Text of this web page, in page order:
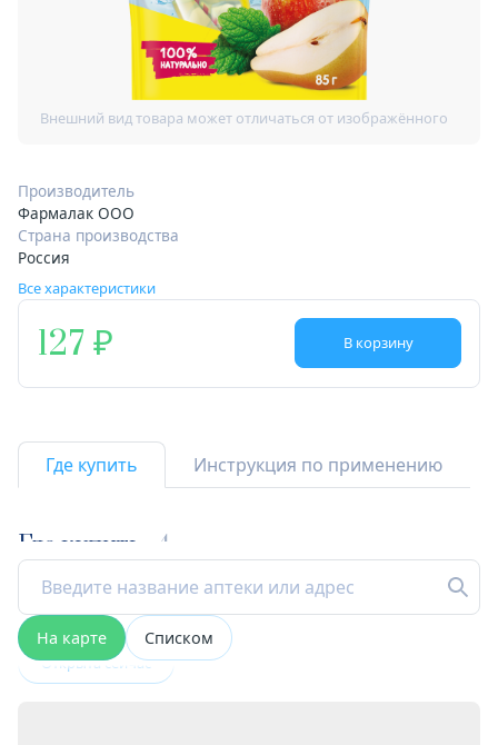
Производитель
Фармалак ООО
Страна производства
Россия
Все характеристики
127 В корзину
Где купить Инструкция по применению
Где купить 4
На карте Списком
Открыта сейчас